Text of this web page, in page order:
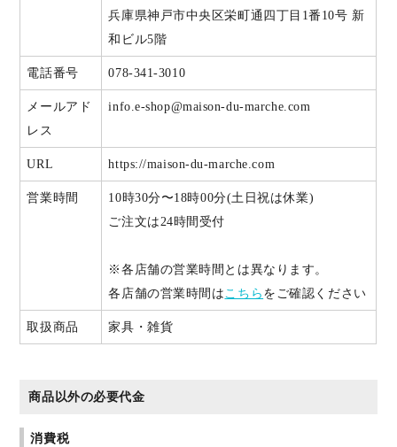
兵庫県神戸市中央区栄町通四丁目1番10号 新
和ビル5階
電話番号 078-341-3010
メールアド
レス
info.e-shop@maison-du-marche.com
URL https://maison-du-marche.com
営業時間
10時30分〜18時00分(土日祝は休業)
ご注文は24時間受付
※各店舗の営業時間とは異なります。
各店舗の営業時間はこちら をご確認ください
取扱商品 家具・雑貨
商品以外の必要代金
消費税